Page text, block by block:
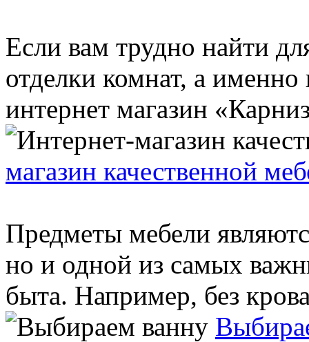
Если вам трудно найти
отделки комнат, а
интернет магазин
магазин качественной
Предметы мебели
но и одной из самых
быта. Например, без